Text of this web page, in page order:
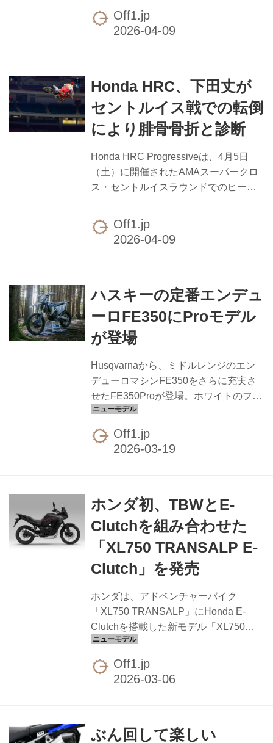
年5月に発売されます。 「180エアー ジ
ャージ テーパー」は、熱を逃がしなが
ライディングに最適な仕様です。カラ
ーはネオンピンクとフロストブルーの2
色を設定しています。 FOX 180エアー
ジャージ テーパー ￥9,020（税込）
ンク、フロストブルー サイズ：S／M／
L／XL : FOX 180...
Off1.jp
Honda HRC、下田丈が
セントルイス戦での転倒
により腓骨骨折と診断
Honda HRC Progressiveは、4月5日
（土）に開催されたAMAスーパークロ
ス・セントルイスラウンドでのヒート
田丈が左腓骨を骨折したことを発表し
ました。これにより下田は今シーズン
したが、フロリダ州クレルモンで火曜
日に実施した精密検査の結果、左腓骨
の小さな骨折が判明したとのことで
す。手術は必要ないものの、2〜3週間
います。 5月30日にカリフォルニア州
パラのフォックスレースウェイで開幕
するAMAプロモトクロ...
Off1.jp
ハスキーの定番エンデュ
ーロFE350にProモデル
が登場
Husqvarnaから、ミドルレンジのエン
デューロマシンFE350をさらに充実さ
せたFE350Proが登場。ホワイトのフレ
ームとグレーのボディワークに加え、
耐久性を向上させる豊富なテクニカル
アクセサリーが標準装備されているの
ィックを採用。様々なコンディション
で高いグリップ力を発揮するリブ付き
グレーシートカバーや、コントロール
性を高めるフレームプロテクターセッ
トも備えています。 足下には高強度
EXCEL製TakasagoリムとCNC加工ハ
ブを採用したファクトリーレーシング
ホイールセッ...
Off1.jp
ホンダ初、TBWとE-
Clutchを組み合わせた
「XL750 TRANSALP E-
Clutch」を発売
ホンダは、アドベンチャーバイク
「XL750 TRANSALP」にHonda E-
Clutchを搭載した新モデル「XL750
TRANSALP E-Clutch」 の国内発売を
発表しました。 今回のモデルは、ライ
ダーのスロットル操作を電気信号に変
初めて「Honda E-Clutch」を搭載して
Off1.jp
ぶん回して楽しい